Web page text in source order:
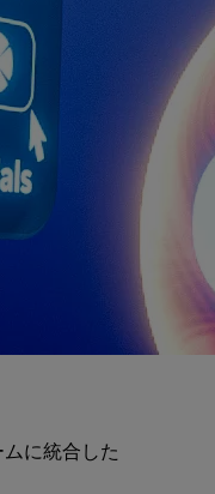
に統合した